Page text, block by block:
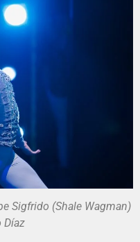
Wagman)
Díaz